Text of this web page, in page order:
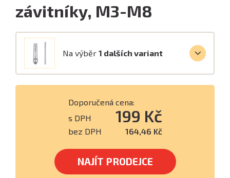
závitníky, M3-M8
Na výběr 1 dalších variant
Doporučená cena:
s DPH
199 Kč
bez DPH 164,46 Kč
NAJÍT PRODEJCE